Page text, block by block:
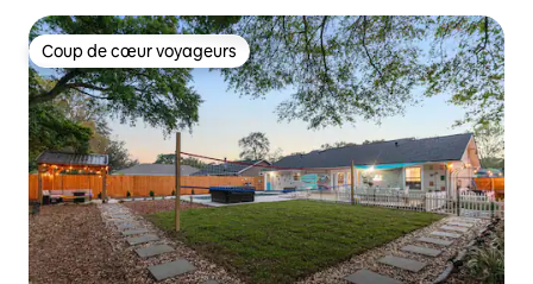
Coup de cœur voyageurs
Coup de cœur voyageurs